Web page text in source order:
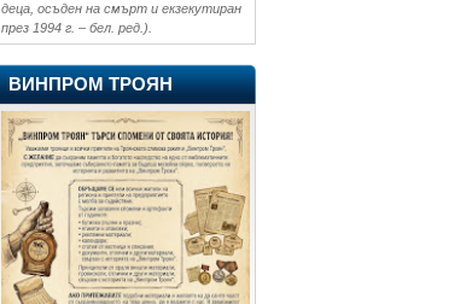
деца, осъден на смърт и екзекутиран
през 1994 г. – бел. ред.).
ВИНПРОМ ТРОЯН